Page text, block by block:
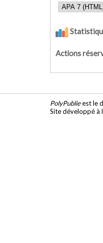
Actions
PolyPublieest le
Site développé à